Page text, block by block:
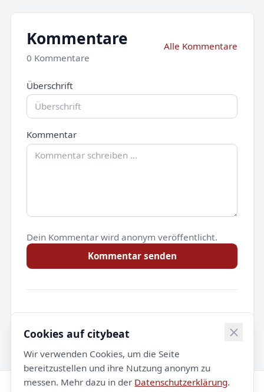
Kommentare
0 Kommentare
Alle Kommentare
Überschrift
Kommentar
Dein Kommentar wird anonym veröffentlicht.
Kommentar senden
Noch keine Kommentare.
Cookies auf citybeat
Wir verwenden Cookies, um die Seite
bereitzustellen und ihre Nutzung anonym zu
messen. Mehr dazu in der Datenschutzerklärung.